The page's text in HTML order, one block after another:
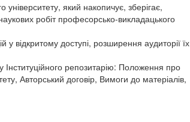
університету, який накопичує, зберігає,
робіт професорсько-викладацького
відкритому доступі, розширення аудиторії їх
репозитарію: Положення про
Авторський договір, Вимоги до матеріалів,